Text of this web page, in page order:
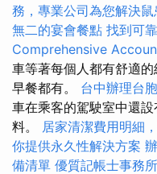
務，專業公司為您解決鼠
無二的宴會餐點 找到可
Comprehensive
車等著每個人都有舒適
早餐都有。 台中辦理台
車在乘客的駕駛室中還
料。 居家清潔費用明細
你提供永久性解決方案
備清單 優質記帳士事務